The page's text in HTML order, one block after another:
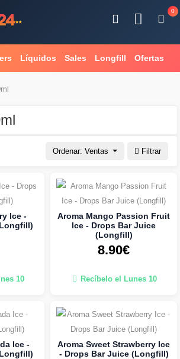
0
Líquidos Sales Longfill Ofertas
Ordenar: Ventas Filtrar
Ice -
10
Aroma Mango Passion Fruit
Ice - Drops Bar Juice
(Longfill)
8.90€
Recíbelo el Lunes 10
Ice -
Aroma Sweet Strawberry Ice
- Drops Bar Juice (Longfill)